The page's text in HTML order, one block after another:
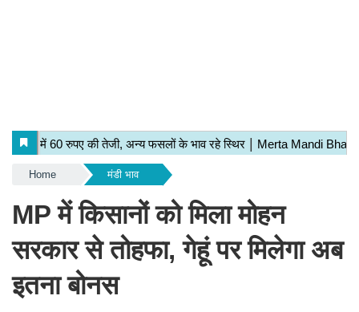
Home मंडी भाव
MP में किसानों को मिला मोहन
सरकार से तोहफा, गेहूं पर मिलेगा अब
इतना बोनस